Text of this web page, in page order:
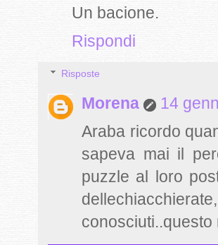
Un bacione.
Rispondi
Risposte
Morena
14
Araba ricordo
sapeva mai il
puzzle al loro